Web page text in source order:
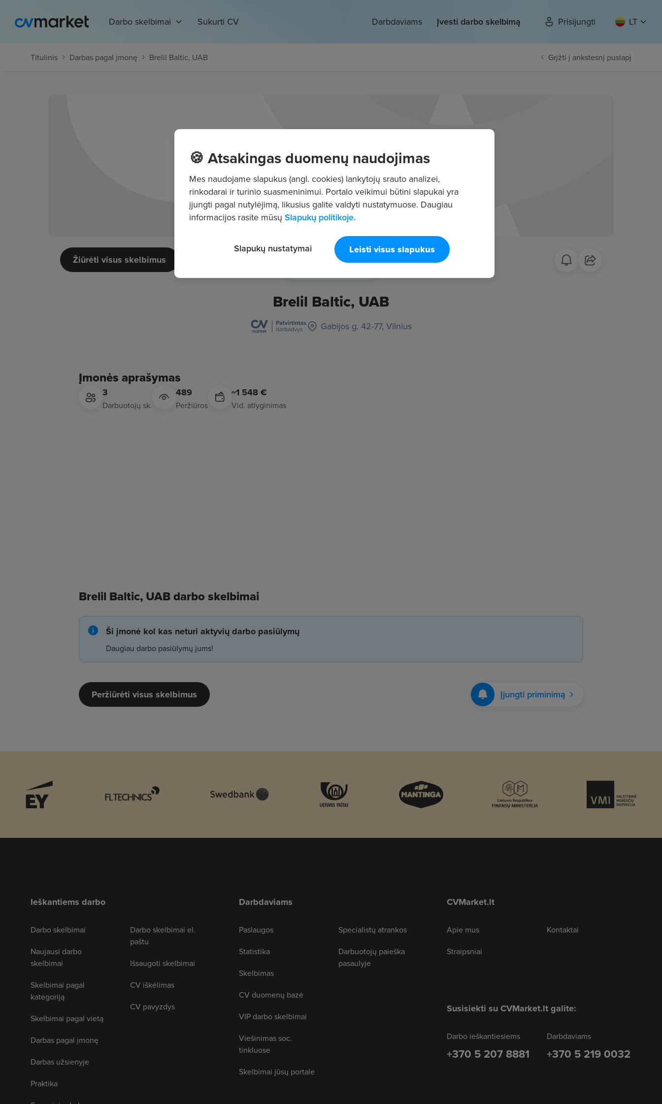
Darbo skelbimai Sukurti CV Darbdaviams Įvesti darbo skelbimą Prisijungti LT
Titulinis Darbas pagal įmonę Brelil Baltic, UAB Grįžti į ankstesnį puslapį
Žiūrėti visus skelbimus
Brelil Baltic, UAB
Gabijos g. 42-77, Vilnius
Įmonės aprašymas
3
Darbuotojų sk.
489
Peržiūros
~1 548 €
Vid. atlyginimas
Brelil Baltic, UAB darbo skelbimai
Ši įmonė kol kas neturi aktyvių darbo pasiūlymų
Daugiau darbo pasiūlymų jums!
Peržiūrėti visus skelbimus Įjungti priminimą
Ieškantiems darbo
Darbo skelbimai
Naujausi darbo
skelbimai
Skelbimai pagal
kategoriją
Skelbimai pagal vietą
Darbas pagal įmonę
Darbas užsienyje
Praktika
Darbo skelbimai el.
paštu
Išsaugoti skelbimai
CV iškėlimas
CV pavyzdys
Darbdaviams
Paslaugos
Statistika
Skelbimas
CV duomenų bazė
VIP darbo skelbimai
Viešinimas soc.
tinkluose
Skelbimai jūsų portale
Specialistų atrankos
Darbuotojų paieška
pasaulyje
CVMarket.lt
Apie mus
Straipsniai
Kontaktai
Susisiekti su CVMarket.lt galite:
Darbo ieškantiesiems
+370 5 207 8881
Darbdaviams
+370 5 219 0032
🍪 Atsakingas duomenų naudojimas
Mes naudojame slapukus (angl. cookies) lankytojų srauto analizei,
rinkodarai ir turinio suasmeninimui. Portalo veikimui būtini slapukai yra
įjungti pagal nutylėjimą, likusius galite valdyti nustatymuose. Daugiau
informacijos rasite mūsų Slapukų politikoje.
Leisti visus slapukus
Slapukų nustatymai